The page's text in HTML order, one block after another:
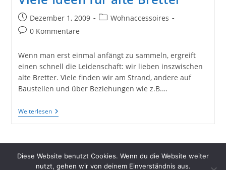
Alten
Eisenbahnschwelle
Gebaut
Beitrag
veröffentlicht:
Dezember 1, 2009
Beitrags-
Wohnaccessoires
Beitrags-
0 Kommentare
Wenn man erst einmal anfängt zu sammeln, ergreift
einen schnell die Leidenschaft: wir lieben inszwischen
alte Bretter. Viele finden wir am Strand, andere auf
Baustellen und über Beziehungen wie z.B.…
WeiterlesenViele
Ideen
Bretter
Diese Website benutzt Cookies. Wenn du die Website weiter
nutzt, gehen wir von deinem Einverständnis aus.